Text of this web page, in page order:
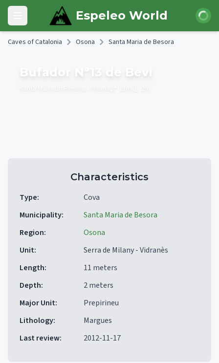
Skip to main content
Open main menu Espeleo World Login
Caves of Catalonia Osona Santa Maria de Besora
Bufador Nº13 de Beví
Characteristics
Type:
Cova
Municipality:
Santa Maria de Besora
Region:
Osona
Unit:
Serra de Milany - Vidranès
Length:
11 meters
Depth:
2 meters
Major Unit:
Prepirineu
Lithology:
Margues
Last review: 2012-11-17